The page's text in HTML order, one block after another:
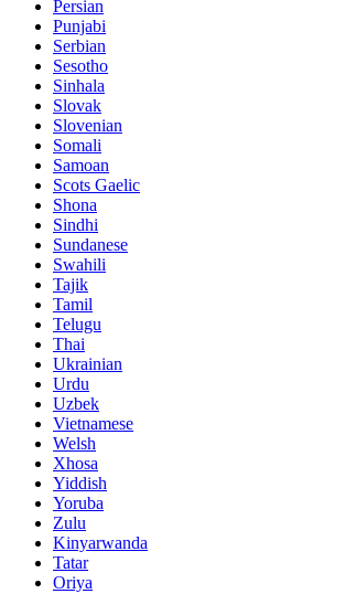
Persian
Punjabi
Serbian
Sesotho
Sinhala
Slovak
Slovenian
Somali
Samoan
Scots Gaelic
Shona
Sindhi
Sundanese
Swahili
Tajik
Tamil
Telugu
Thai
Ukrainian
Urdu
Uzbek
Vietnamese
Welsh
Xhosa
Yiddish
Yoruba
Zulu
Kinyarwanda
Tatar
Oriya